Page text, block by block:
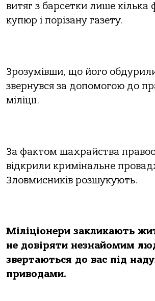
витяг з барсетки лише
купюр і порізану газету.
Зрозумівши, що його
звернувся за допомогою до
міліції.
За фактом шахрайства
відкрили кримінальне
Зловмисників розшукують.
Міліціонери закликають
не довіряти незнайомим
звертаються до вас під
приводами.